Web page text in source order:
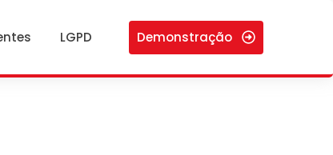
LGPD Demonstração